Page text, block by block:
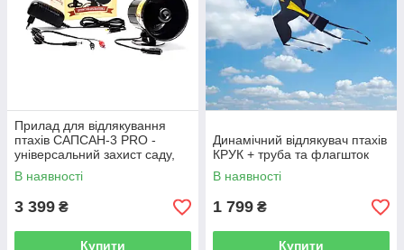
Прилад для відлякування
птахів САПСАН-3 PRO -
універсальний захист саду,
даху, поля
В наявності
3 399 ₴
Купити
Динамічний відлякувач птахів
КРУК + труба та флагшток
В наявності
1 799 ₴
Купити